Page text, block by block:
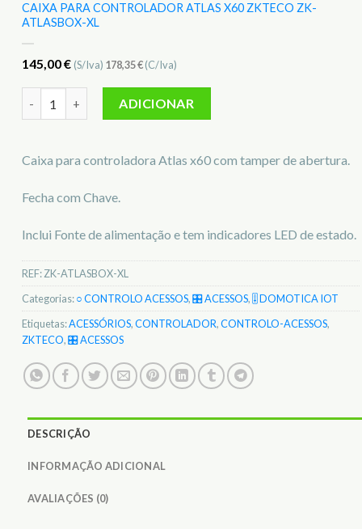
CAIXA PARA CONTROLADOR ATLAS X60 ZKTECO ZK-
ATLASBOX-XL
145,00€ (S/Iva) 178,35€(C/Iva)
ADICIONAR
Caixa para controladora Atlas x60 com tamper de abertura.
Fecha com Chave.
Inclui Fonte de alimentação e tem indicadores LED de estado.
REF:ZK-ATLASBOX-XL
Categorias:○ CONTROLO ACESSOS,🎛️ ACESSOS, 🎚️ DOMOTICA IOT
Etiquetas:ACESSÓRIOS,CONTROLADOR,CONTROLO-ACESSOS,
ZKTECO,🎛️ ACESSOS
DESCRIÇÃO
INFORMAÇÃO ADICIONAL
AVALIAÇÕES (0)